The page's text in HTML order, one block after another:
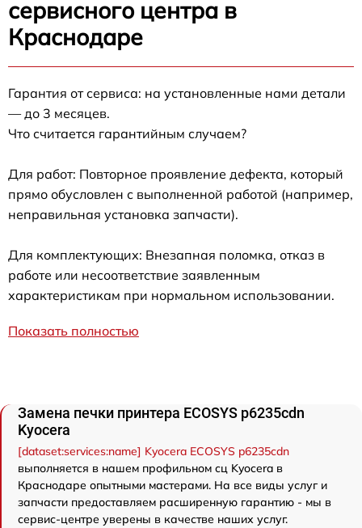
сервисного центра в
Краснодаре
Гарантия от сервиса: на установленные нами детали
— до 3 месяцев.
Что считается гарантийным случаем?
Для работ: Повторное проявление дефекта, который
прямо обусловлен с выполненной работой (например,
неправильная установка запчасти).
Для комплектующих: Внезапная поломка, отказ в
работе или несоответствие заявленным
характеристикам при нормальном использовании.
Показать полностью
Замена печки принтера ECOSYS p6235cdn
Kyocera
[dataset:services:name] Kyocera ECOSYS p6235cdn
выполняется в нашем профильном сц Kyocera в
Краснодаре опытными мастерами. На все виды услуг и
запчасти предоставляем расширенную гарантию - мы в
сервис-центре уверены в качестве наших услуг.